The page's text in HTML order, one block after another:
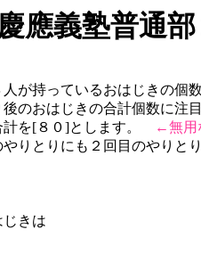
慶應義塾普通
が持っているおはじきの個
のおはじきの合計個数に注
計を[８０]とします。
←無用
りとりにも２回目のやりと
きは